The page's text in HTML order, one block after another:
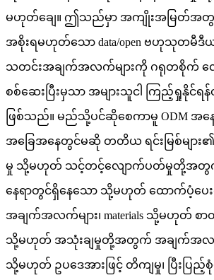
မဟုတ်ချေ။ ဤသည်မှာ အကျိုးအမြတ်
အစိုးရမဟုတ်သော data/open ဗဟုသုတမီဒီ
သတင်းအချက်အလက်များကို ဂရုတစိုက်
စစ်ဆေးပြီးမှသာ အများသူငါ ကြည့်ရှုနိုင်ရန်
ဖြစ်သည်။ မည်သို့ပင်ဆိုစေကာမူ ODM အ
အခြေအနေတွင်မဆို တတိယ ရင်းမြစ်များ၏
မှု သို့မဟုတ် သင့်တင့်လျောက်ပတ်မှုတို့အတွက်
နေရာတွင်ရှိနေသော သို့မဟုတ် ထောက်ပံ့ပေး
အချက်အလက်များ၊ materials သို့မဟုတ် စာတ
သို့မဟုတ် အသုံးချမှုတို့အတွက် အချက်အလက်
သို့မဟုတ် ဥပဒေအားဖြင့် တိကျမှု၊ ပြီးပ